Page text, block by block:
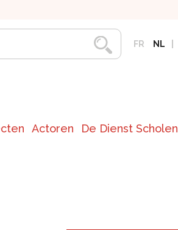
FR NL
Actoren De Dienst Scholen